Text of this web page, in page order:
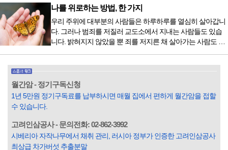
막이 열리기 전. 그 특유의 무대 냄새를 맡았을 때의 긴장감 같
은 것이었다. 두 금동 미륵 반가사유상을 만나러 가는 길은 그
렇게 시작됐다. 두 반가사유상을 알게 된 것은 몇 해 전이었다.
잡지의 발행인으로 독자에게 선보일 좋은 콘텐츠를 고민하던
중 우리 문화재를 하나씩 소개하고자...
나를 위로하는 방법, 한 가지
우리 주위에 대부분의 사람들은 하루하루를 열심히 살아갑니
다. 그러나 범죄를 저질러 교도소에서 지내는 사람들도 있습
니다. 밝혀지지 않았을 뿐 죄를 저지른 채 살아가는 사람도 있
입힌다는 것입니다. 미꾸라지 한 마리가 시냇물을 흐린다는
옛말이 그저 허투루 생기지는 않은 듯합니다. 대부분의 사람
들은 열심히 살아갑니다. 그렇다고 97%의 사람들이 모두 착
월간암 - 정기구독신청
1년 5만원 정기구독료를 납부하시면 매월 집에서 편하게 월간암을 접할
수 있습니다.
고려인삼공사 - 문의전화: 02-862-3992
시베리아 자작나무에서 채취 관리, 러시아 정부가 인증한 고려인삼공사
최상급 차가버섯 추출분말